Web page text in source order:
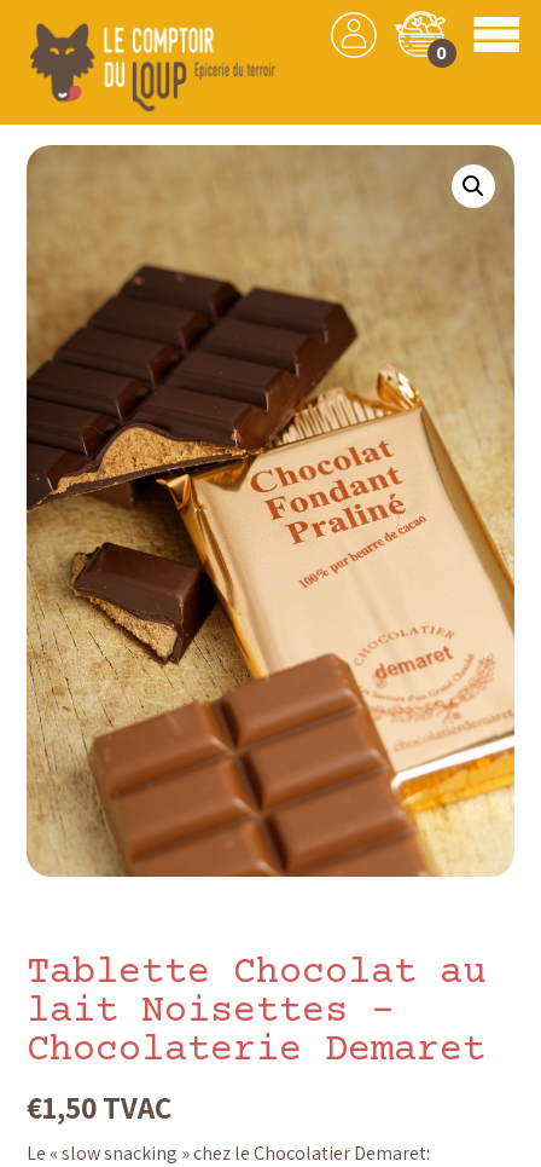
0
Les produits/Chocolat/ Confiserie
/ Tablette
Chocolat au lait Noisettes -Chocolaterie Demaret
Tablette Chocolat au
lait Noisettes -
Chocolaterie Demaret
€1,50TVAC
Le « slow snacking » chez le Chocolatier Demaret: